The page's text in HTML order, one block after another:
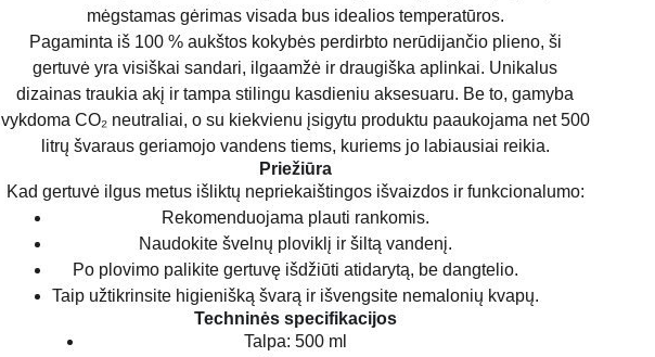
mėgstamas gėrimas visada bus idealios temperatūros.
Pagaminta iš 100 % aukštos kokybės perdirbto nerūdijančio plieno, ši
gertuvė yra visiškai sandari, ilgaamžė ir draugiška aplinkai. Unikalus
dizainas traukia akį ir tampa stilingu kasdieniu aksesuaru. Be to, gamyba
vykdoma CO₂ neutraliai, o su kiekvienu įsigytu produktu paaukojama net 500
litrų švaraus geriamojo vandens tiems, kuriems jo labiausiai reikia.
Priežiūra
Kad gertuvė ilgus metus išliktų nepriekaištingos išvaizdos ir funkcionalumo:
Rekomenduojama plauti rankomis.
Naudokite švelnų ploviklį ir šiltą vandenį.
Po plovimo palikite gertuvę išdžiūti atidarytą, be dangtelio.
Taip užtikrinsite higienišką švarą ir išvengsite nemalonių kvapų.
Techninės specifikacijos
Talpa: 500 ml